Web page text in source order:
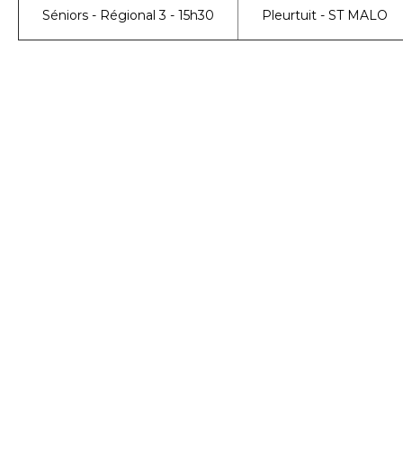
Séniors - Régional 3 - 15h30 Pleurtuit - ST MALO